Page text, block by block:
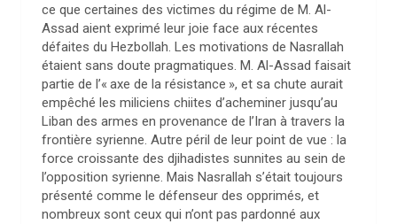
ce que certaines des victimes du régime de M. Al-
Assad aient exprimé leur joie face aux récentes
défaites du Hezbollah. Les motivations de Nasrallah
étaient sans doute pragmatiques. M. Al-Assad faisait
partie de l’« axe de la résistance », et sa chute aurait
empêché les miliciens chiites d’acheminer jusqu’au
Liban des armes en provenance de l’Iran à travers la
frontière syrienne. Autre péril de leur point de vue : la
force croissante des djihadistes sunnites au sein de
l’opposition syrienne. Mais Nasrallah s’était toujours
présenté comme le défenseur des opprimés, et
nombreux sont ceux qui n’ont pas pardonné aux